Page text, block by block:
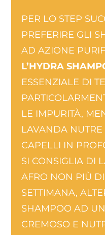
PER LO STEP
PREFERIRE GLI
AD AZIONE
L’HYDRA
ESSENZIALE DI
LE IMPURITÀ,
LAVANDA NUTRE
CAPELLI IN
SI CONSIGLIA DI
AFRO NON PIÙ
SETTIMANA,
SHAMPOO AD
CREMOSO E